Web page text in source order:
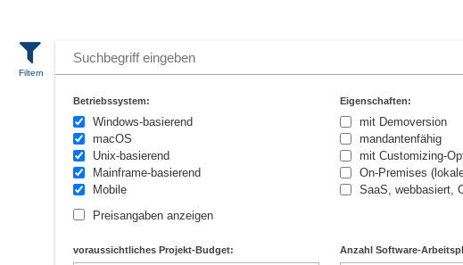
Betriebssystem:
Windows-basierend
macOS
Unix-basierend
Mainframe-basierend
Mobile
Preisangaben anzeigen
Eigenschaften:
mit Demoversion
mandantenfähig
mit Customizing-
On-Premises
SaaS, webbasiert,
voraussichtliches Projekt-Budget: Anzahl Software-